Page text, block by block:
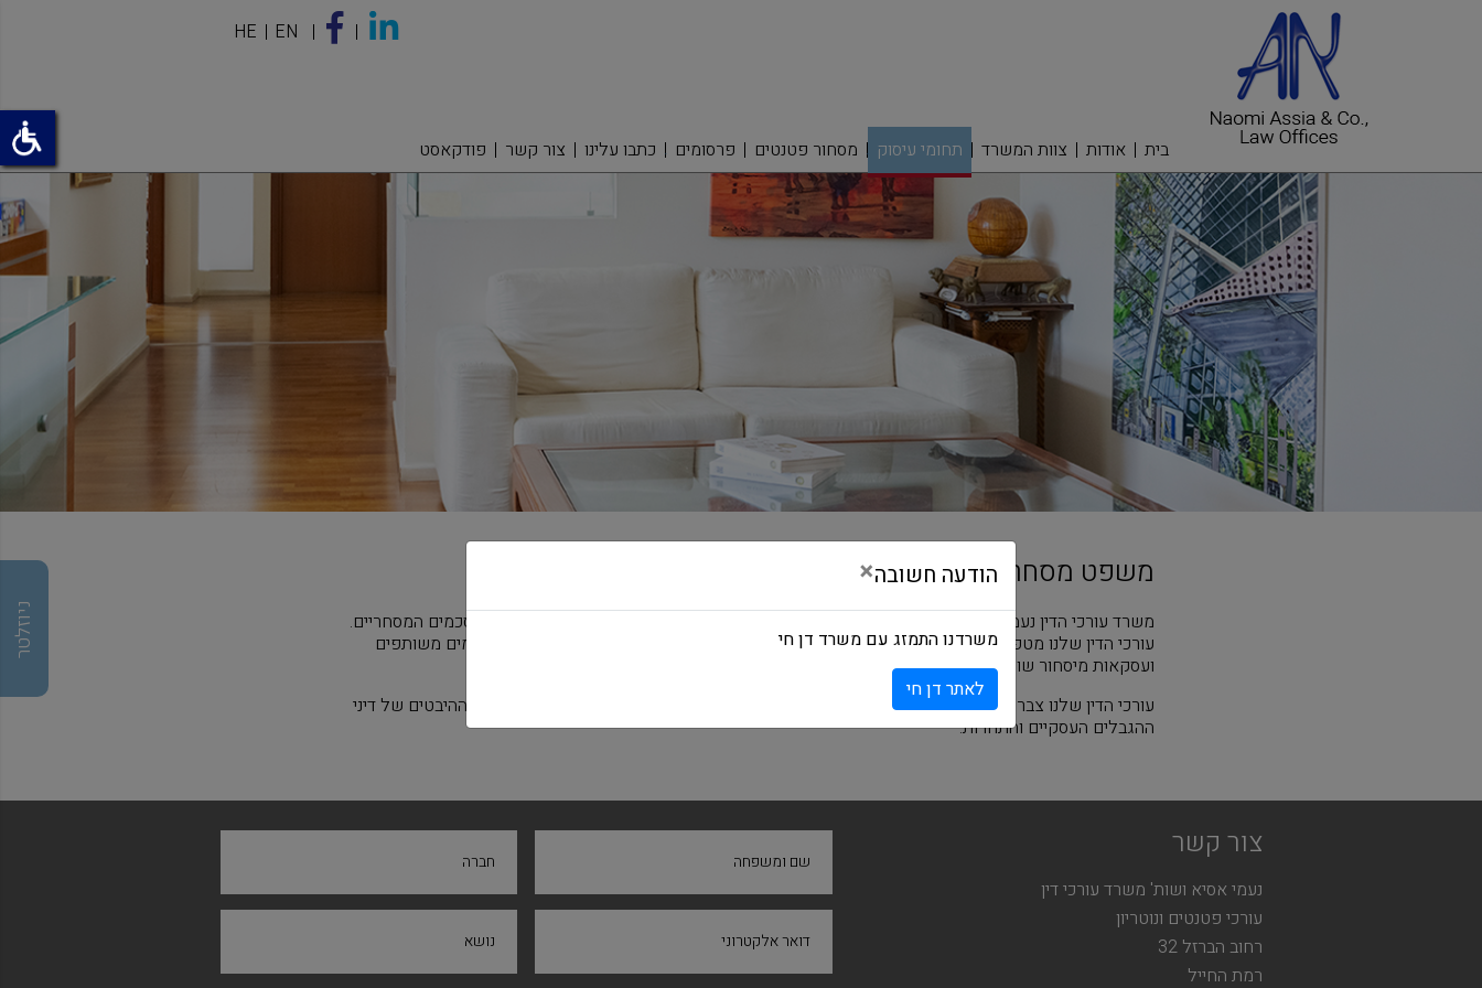
HE EN
בית אודות צוות המשרד תחומי עיסוק מסחור פטנטים פרסומים כתבו עלינו צור קשר פודקאסט
משפט מסחרי
משרד עורכי הדין נעמי אסיא, מספק ייעוץ משפטי שוטף בנושא ניסוח ומשא ומתן בנוגע לכל סוגי ההסכמים המסחריים.
עורכי הדין שלנו מטפלים במגוון רחב של עסקאות מסחריות, ובכללן העברה ורישוי של טכנולוגיה, מיזמים משותפים
ועסקאות מיסחור שונות.
עורכי הדין שלנו צברו מומחיות ייחודית בייעוץ ללקוחות בפרויקטים מורכבים וגדולים הכוללים את כל ההיבטים של דיני
ההגבלים העסקיים והתחרות.
ניוזלטר
צור קשר
נעמי אסיא ושות' משרד עורכי דין
עורכי פטנטים ונוטריון
רחוב הברזל 32
רמת החייל
שם ומשפחה חברה
דואר אלקטרוני נושא
הודעה חשובה×
משרדנו התמזג עם משרד דן חי
לאתר דן חי